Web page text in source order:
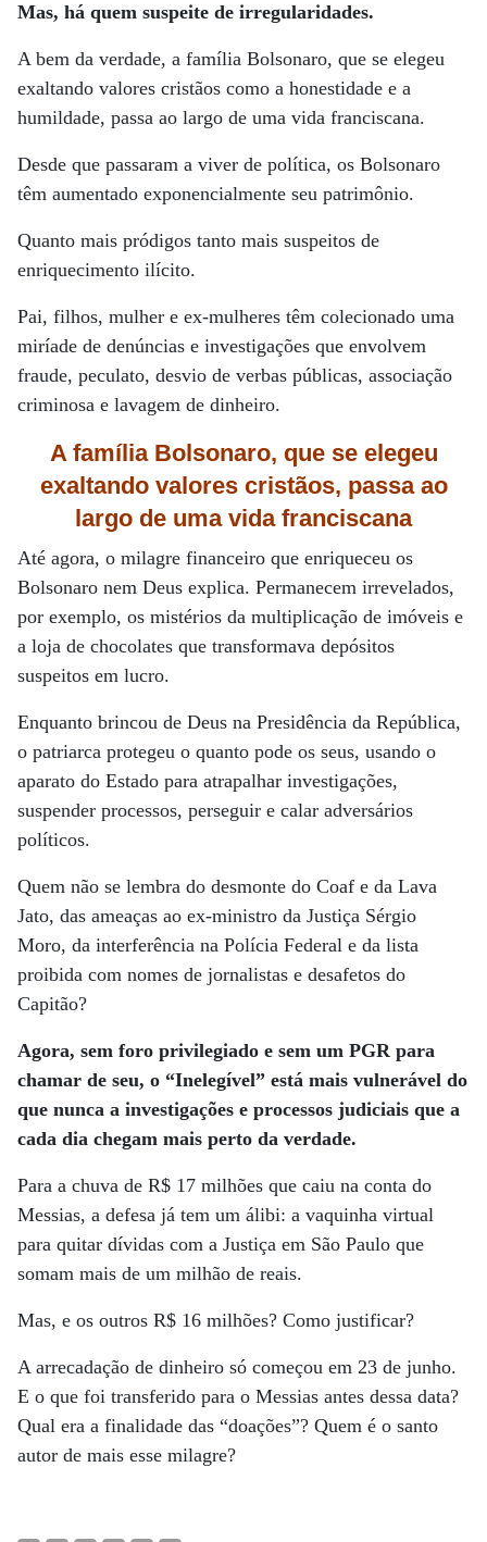
Mas, há quem suspeite de irregularidades.
A bem da verdade, a família Bolsonaro, que se elegeu
exaltando valores cristãos como a honestidade e a
humildade, passa ao largo de uma vida franciscana.
Desde que passaram a viver de política, os Bolsonaro
têm aumentado exponencialmente seu patrimônio.
Quanto mais pródigos tanto mais suspeitos de
enriquecimento ilícito.
Pai, filhos, mulher e ex-mulheres têm colecionado uma
miríade de denúncias e investigações que envolvem
fraude, peculato, desvio de verbas públicas, associação
criminosa e lavagem de dinheiro.
A família Bolsonaro, que se elegeu
exaltando valores cristãos, passa ao
largo de uma vida franciscana
Até agora, o milagre financeiro que enriqueceu os
Bolsonaro nem Deus explica. Permanecem irrevelados,
por exemplo, os mistérios da multiplicação de imóveis e
a loja de chocolates que transformava depósitos
suspeitos em lucro.
Enquanto brincou de Deus na Presidência da República,
o patriarca protegeu o quanto pode os seus, usando o
aparato do Estado para atrapalhar investigações,
suspender processos, perseguir e calar adversários
políticos.
Quem não se lembra do desmonte do Coaf e da Lava
Jato, das ameaças ao ex-ministro da Justiça Sérgio
Moro, da interferência na Polícia Federal e da lista
proibida com nomes de jornalistas e desafetos do
Capitão?
Agora, sem foro privilegiado e sem um PGR para
chamar de seu, o “Inelegível” está mais vulnerável do
que nunca a investigações e processos judiciais que a
cada dia chegam mais perto da verdade.
Para a chuva de R$ 17 milhões que caiu na conta do
Messias, a defesa já tem um álibi: a vaquinha virtual
para quitar dívidas com a Justiça em São Paulo que
somam mais de um milhão de reais.
Mas, e os outros R$ 16 milhões? Como justificar?
A arrecadação de dinheiro só começou em 23 de junho.
E o que foi transferido para o Messias antes dessa data?
Qual era a finalidade das “doações”? Quem é o santo
autor de mais esse milagre?